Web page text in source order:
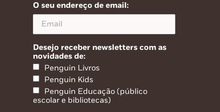
O seu endereço de email:
Desejo receber newsletters com as
novidades de:
Penguin Livros
Penguin Kids
Penguin Educação (público
escolar e bibliotecas)